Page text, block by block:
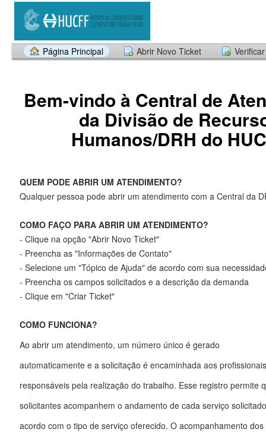
Página Principal Abrir Novo Ticket
Bem-vindo à Central de
da Divisão de
Humanos/DRH do
QUEM PODE ABRIR UM ATENDIMENTO?
Qualquer pessoa pode abrir um atendimento com a Central da
COMO FAÇO PARA ABRIR UM ATENDIMENTO?
- Clique na opção "Abrir Novo Ticket"
- Preencha as "Informações de Contato"
- Selecione um "Tópico de Ajuda" de acordo com sua
- Preencha os campos solicitados e a descrição da demanda
- Clique em "Criar Ticket"
COMO FUNCIONA?
Ao abrir um atendimento, um número único é gerado
automaticamente e a solicitação é encaminhada aos profissionais
responsáveis pela realização do trabalho. Esse registro permite
solicitantes acompanhem o andamento de cada serviço
acordo com o tipo de serviço oferecido. O acompanhamento